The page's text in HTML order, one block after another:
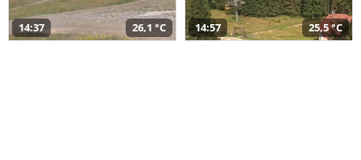
14:37 26,1 °C 14:57 25,5 °C